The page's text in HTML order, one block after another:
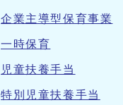
企業主導型保育事業
一時保育
児童扶養手当
特別児童扶養手当